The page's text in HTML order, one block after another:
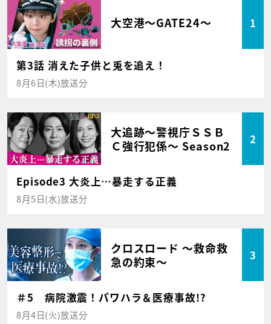
大空港～GATE24～ 1
第3話 消えた子供と兎を追え！
8月6日(木)放送分
大追跡～警視庁ＳＳＢ
Ｃ強行犯係～ Season2
2
Episode3 大炎上…暴走する正義
8月5日(水)放送分
クロスロード ～救命救
急の約束～
3
＃5 病院激震！パワハラ＆医療事故!?
8月4日(火)放送分